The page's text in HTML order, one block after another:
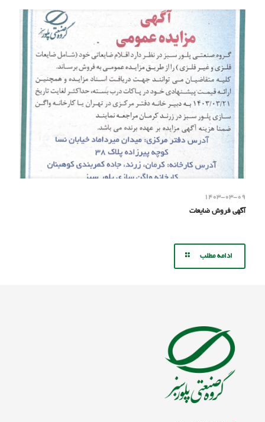
۱۴۰۳-۰۳-۰۹
آگهی فروش ضایعات
ادامه مطلب